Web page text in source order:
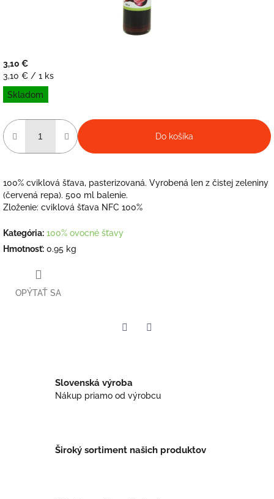
3,10 €
Jednotková
cena:
3,10 € / 1 ks
Skladom
Do košíka
100% cviklová šťava, pasterizovaná. Vyrobená len z čistej zeleniny
(červená repa). 500 ml balenie.
Zloženie: cviklová šťava NFC 100%
Kategória: 100% ovocné šťavy
Hmotnosť: 0.95 kg
OPÝTAŤ SA
Slovenská výroba
Nákup priamo od výrobcu
Široký sortiment našich produktov